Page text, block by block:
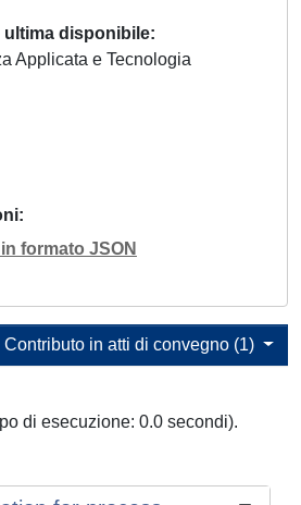
ultima disponibile
Applicata e Tecnologia
formato JSON
Contributo in atti di convegno (1)
di esecuzione: 0.0 secondi).